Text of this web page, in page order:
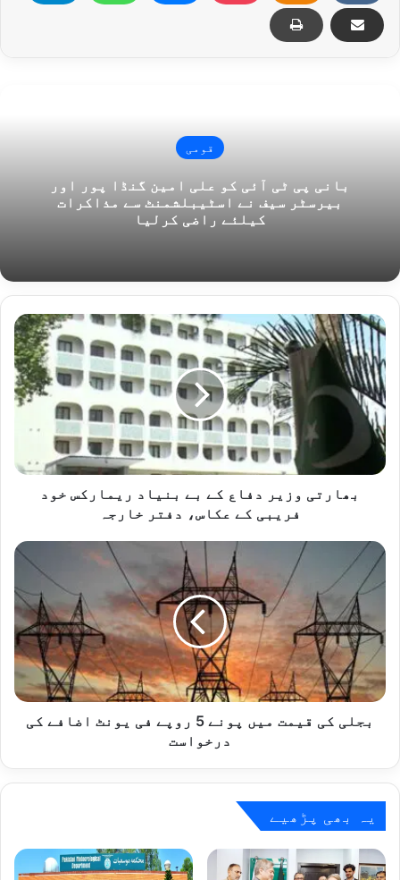
قومی
بانی پی ٹی آئی کو علی امین گنڈا پور اور
بیرسٹر سیف نے اسٹیبلشمنٹ سے مذاکرات
کیلئے راضی کرلیا
بھارتی
وزیر
دفاع
کے
بے
بنیاد
ریمارکس
خود
فریبی
خارجہ
بھارتی وزیر دفاع کے بے بنیاد ریمارکس خود
فریبی کے عکاس، دفتر خارجہ
بجلی
کی
قیمت
پونے
5
روپے
فی
یونٹ
اضافے
بجلی کی قیمت میں پونے 5 روپے فی یونٹ اضافے کی
درخواست
یہ بھی پڑھیے